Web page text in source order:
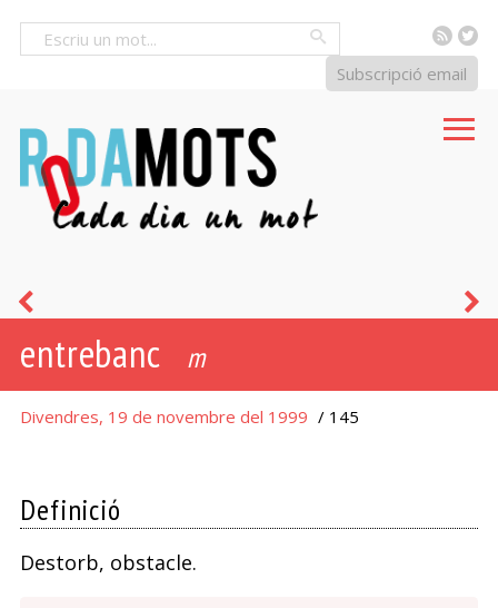
RSS
Subscripció email
entrebanc m
Divendres, 19 de novembre del 1999 / 145
Definició
Destorb, obstacle.
feix